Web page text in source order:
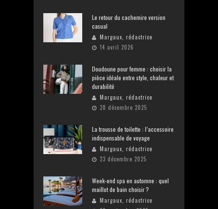
Le retour du cachemire version
casual
Margaux, rédactrice
14 avril 2026
Doudoune pour femme : choisir la
pièce idéale entre style, chaleur et
durabilité
Margaux, rédactrice
28 décembre 2025
La trousse de toilette : l’accessoire
indispensable de voyage
Margaux, rédactrice
23 décembre 2025
Week-end spa en automne : quel
maillot de bain choisir ?
Margaux, rédactrice